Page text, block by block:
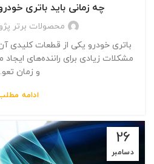
چه زمانی باید باتری
محصولات برتر پژو MBP
باتری خودرو یکی از قطعات کلیدی
مشکلات زیادی برای راننده‌‌های ایجاد
و زمان
ادامه
26
دسامبر